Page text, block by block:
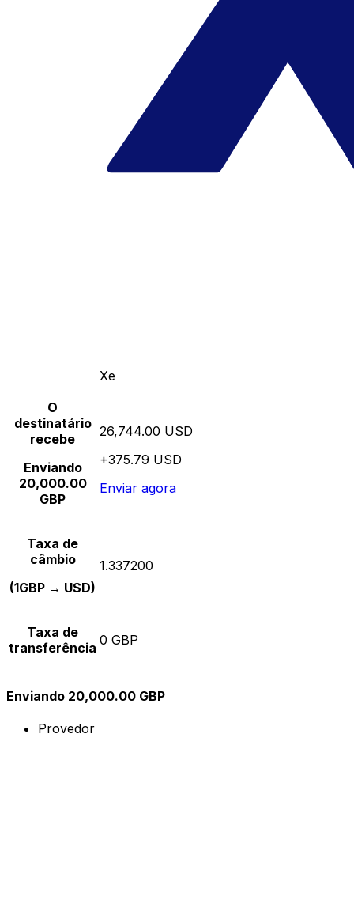
Xe
O
destinatário
recebe
Enviando
20,000.00
GBP
26,744.00 USD
+375.79 USD
Enviar agora
Taxa de
câmbio
(1GBP → USD)
1.337200
Taxa de
transferência 0 GBP
Enviando 20,000.00 GBP
Provedor